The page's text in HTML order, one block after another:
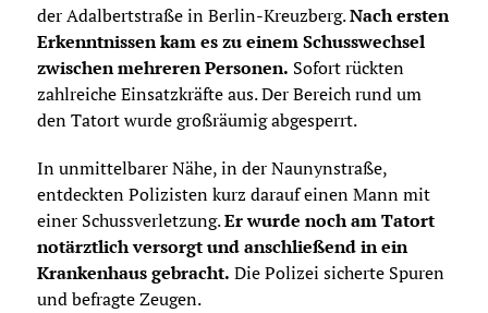
der Adalbertstraße in Berlin-Kreuzberg.Nach ersten
Erkenntnissen kam es zu einem Schusswechsel
zwischen mehreren Personen. Sofort rückten
zahlreiche Einsatzkräfte aus. Der Bereich rund um
den Tatort wurde großräumig abgesperrt.
In unmittelbarer Nähe, in der Naunynstraße,
entdeckten Polizisten kurz darauf einen Mann mit
einer Schussverletzung.Er wurde noch am Tatort
notärztlich versorgt und anschließend in ein
Krankenhaus gebracht. Die Polizei sicherte Spuren
und befragte Zeugen.